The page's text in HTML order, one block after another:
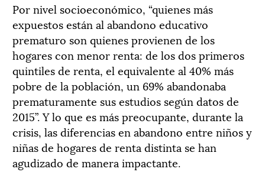
Por nivel socioeconómico, “quienes más
expuestos están al abandono educativo
prematuro son quienes provienen de los
hogares con menor renta: de los dos primeros
quintiles de renta, el equivalente al 40% más
pobre de la población, un 69% abandonaba
prematuramente sus estudios según datos de
2015”. Y lo que es más preocupante, durante la
crisis, las diferencias en abandono entre niños y
niñas de hogares de renta distinta se han
agudizado de manera impactante.